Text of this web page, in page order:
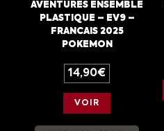
AVENTURES ENSEMBLE
PLASTIQUE – EV9 –
FRANCAIS 2025
POKEMON
14,90€
VOIR